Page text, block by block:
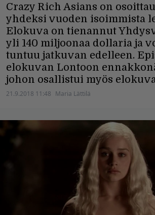
Crazy Rich Asians on
yhdeksi vuoden isoimmista
Elokuva on tienannut
yli 140 miljoonaa dollaria ja
tuntuu jatkuvan edelleen.
elokuvan Lontoon
johon osallistui myös
21.9.2018 11:48 Maria Lättilä